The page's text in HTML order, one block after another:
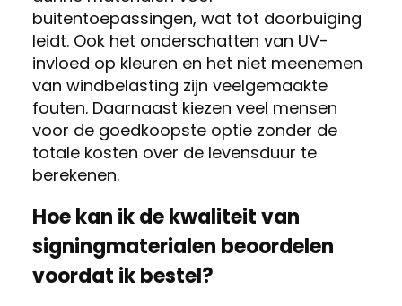
buitentoepassingen, wat tot doorbuiging
leidt. Ook het onderschatten van UV-
invloed op kleuren en het niet meenemen
van windbelasting zijn veelgemaakte
fouten. Daarnaast kiezen veel mensen
voor de goedkoopste optie zonder de
totale kosten over de levensduur te
berekenen.
Hoe kan ik de kwaliteit van
signingmaterialen beoordelen
voordat ik bestel?